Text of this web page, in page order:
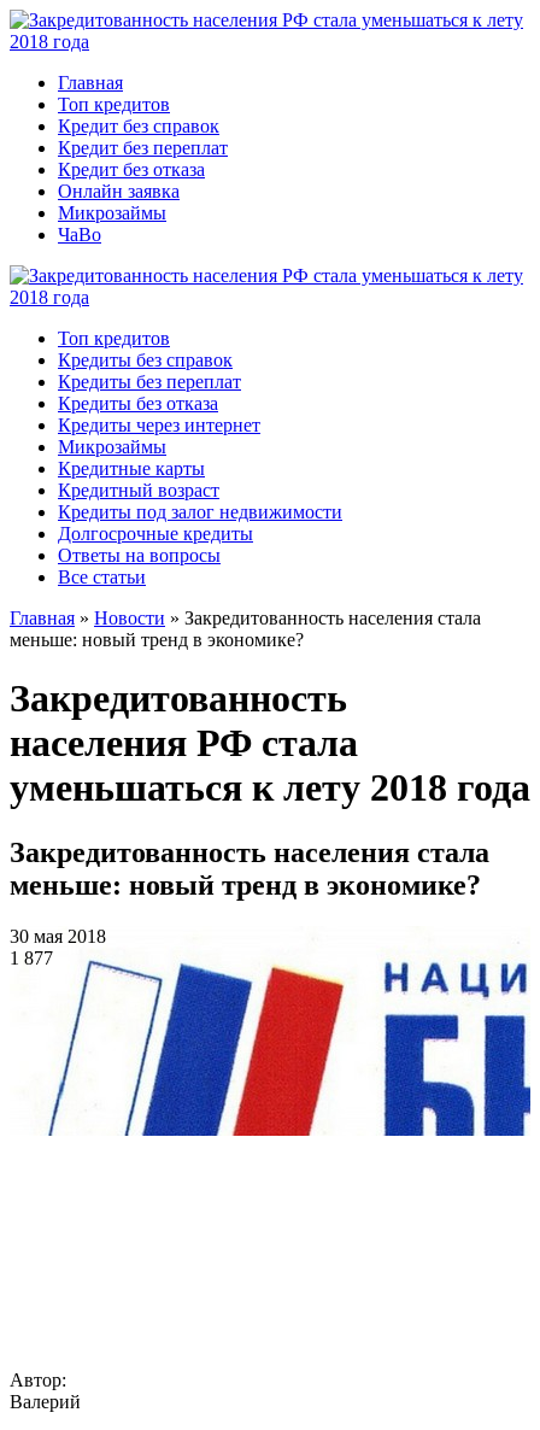
Главная
Топ кредитов
Кредит без справок
Кредит без переплат
Кредит без отказа
Онлайн заявка
Микрозаймы
ЧаВо
Топ кредитов
Кредиты без справок
Кредиты без переплат
Кредиты без отказа
Кредиты через интернет
Микрозаймы
Кредитные карты
Кредитный возраст
Кредиты под залог недвижимости
Долгосрочные кредиты
Ответы на вопросы
Все статьи
Главная » Новости » Закредитованность населения стала
меньше: новый тренд в экономике?
Закредитованность
населения РФ стала
уменьшаться к лету 2018 года
Закредитованность населения стала
меньше: новый тренд в экономике?
30 мая 2018
1 877
Автор:
Валерий